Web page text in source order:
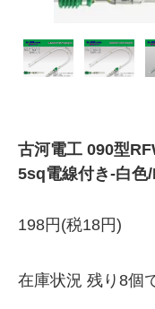
古河電工 090型
5sq電線付き-白色
198円(税18円)
在庫状況 残り8個